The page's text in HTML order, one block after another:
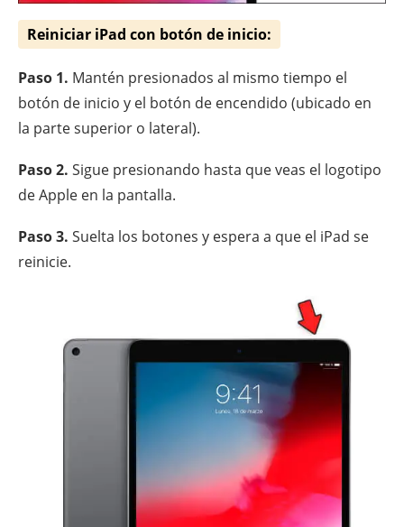
Reiniciar iPad con botón de inicio:
Paso 1. Mantén presionados al mismo tiempo el
botón de inicio y el botón de encendido (ubicado en
la parte superior o lateral).
Paso 2. Sigue presionando hasta que veas el logotipo
de Apple en la pantalla.
Paso 3. Suelta los botones y espera a que el iPad se
reinicie.